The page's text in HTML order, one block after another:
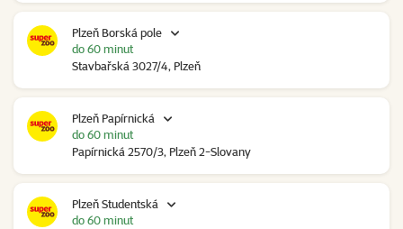
Plzeň Borská pole
Stavbařská 3027/4, Plzeň
do 60 minut
Plzeň Papírnická
Papírnická 2570/3, Plzeň 2-Slovany
do 60 minut
Plzeň Studentská
do 60 minut